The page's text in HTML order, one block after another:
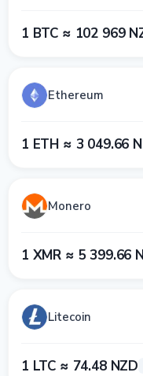
1 BTC ≈ 102 969
Ethereum
1 ETH ≈ 3 049.66
Monero
1 XMR ≈ 5 399.66
Litecoin
1 LTC ≈ 74.48 NZD